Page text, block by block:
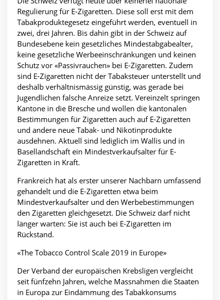
Regulierung für E-Zigaretten. Diese soll erst mit dem
Tabakproduktegesetz eingeführt werden, eventuell in
zwei, drei Jahren. Bis dahin gibt in der Schweiz auf
Bundesebene kein gesetzliches Mindestabgabealter,
keine gesetzliche Werbeeinschränkungen und keinen
Schutz vor «Passivrauchen» bei E-Zigaretten. Zudem
sind E-Zigaretten nicht der Tabaksteuer unterstellt und
deshalb verhältnismässig günstig, was gerade bei
Jugendlichen falsche Anreize setzt. Vereinzelt springen
Kantone in die Bresche und wollen die kantonalen
Bestimmungen für Zigaretten auch auf E-Zigaretten
und andere neue Tabak- und Nikotinprodukte
ausdehnen. Aktuell sind lediglich im Wallis und in
Basellandschaft ein Mindestverkaufsalter für E-
Zigaretten in Kraft.
Frankreich hat als erster unserer Nachbarn umfassend
gehandelt und die E-Zigaretten etwa beim
Mindestverkaufsalter und den Werbebestimmungen
den Zigaretten gleichgesetzt. Die Schweiz darf nicht
länger warten: Sie ist auch bei E-Zigaretten im
Rückstand.
«The Tobacco Control Scale 2019 in Europe»
Der Verband der europäischen Krebsligen vergleicht
seit fünfzehn Jahren, welche Massnahmen die Staaten
in Europa zur Eindämmung des Tabakkonsums